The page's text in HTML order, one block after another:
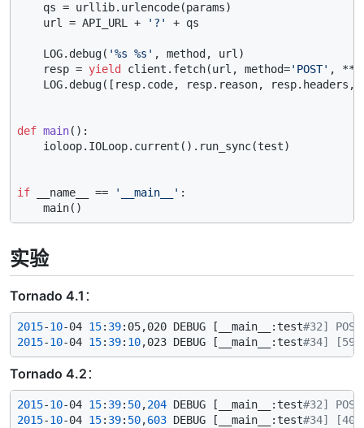
    qs = urllib.urlencode(params)
    url = API_URL +
'?' + qs
    LOG.debug(
'%s %s' , method, url)
    resp =
yield client.fetch(url, method='POST' ,
LOG.debug([resp.code, resp.reason, resp.headers,
def main():
    ioloop.IOLoop.current().run_sync(test)
if __name__ == '__main__' :
实验
Tornado 4.1 ：
2015-10-04 15: 39:05,020 DEBUG [__main__:test#32]
2015-10-04 15: 39: 10,023 DEBUG [__main__:test#34]
Tornado 4.2 ：
2015-10-04 15: 39: 50,204 DEBUG [__main__:test#32]
2015-10-04 15: 39: 50,603 DEBUG [__main__:test#34]